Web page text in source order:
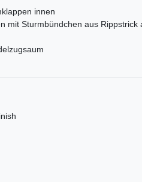
innen
mit Sturmbündchen aus Rippstrick